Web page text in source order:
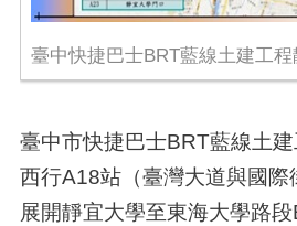
臺中快捷巴士BRT藍線土建工
臺中市快捷巴士BRT藍線土
西行A18站（臺灣大道與國際
展開靜宜大學至東海大學路